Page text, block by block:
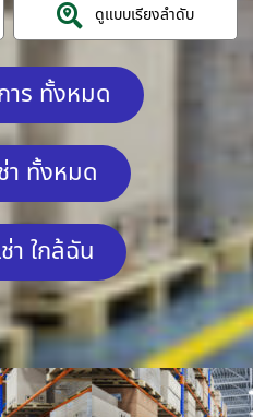
ดูแบบเรียงลำดับ
าร ทั้งหมด
า ทั้งหมด
า ใกล้ฉัน